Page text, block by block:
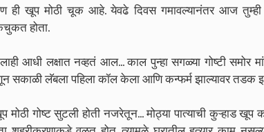
ही खूप मोठी चूक आहे. येवढे दिवस गमावल्यानंतर आज
होता.
आधी लक्षात नव्हतं आल... काल पुन्हा सगळ्या गोष्टी समोर
सकाळी लॅबला पहिला कॉल केला आणि कन्फर्म झाल्यावर तडक
मोठी गोष्ट सुटली होती नजरेतून... मोठ्या पात्याची कुऱ्हाड